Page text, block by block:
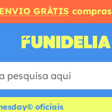
ENVIO GRÁTIS compras
oficiais